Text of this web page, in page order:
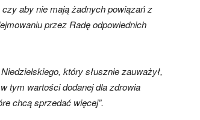
aby nie mają żadnych powiązań z
przez Radę odpowiednich
który słusznie zauważył,
tym wartości dodanej dla zdrowia
chcą sprzedać więcej”.